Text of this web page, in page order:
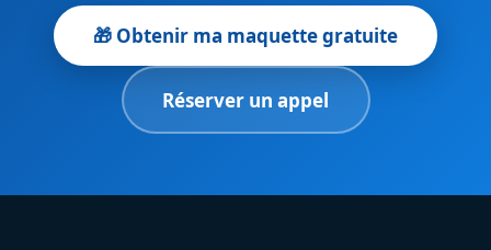
🎁 Obtenir ma maquette gratuite
Réserver un appel